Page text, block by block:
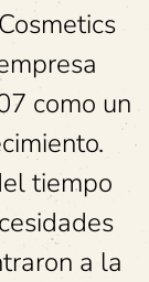
como un
tiempo
a la